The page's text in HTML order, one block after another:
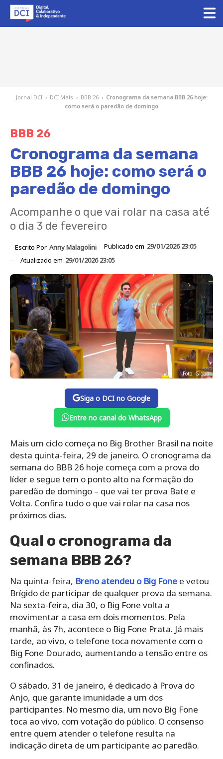
Jornal DCI › DCI Mais › BBB 26 › Cronograma da semana BBB 26 hoje:
como será o paredão de domingo
BBB 26
Cronograma da semana
BBB 26 hoje: como será o
paredão de domingo
Acompanhe o que vai rolar na casa até
o dia 3 de fevereiro
Escrito Por Anny Malagolini Publicado em 29/01/2026 23:05
Atualizado em 29/01/2026 23:05
Foto: Globo
Siga o DCI no Google
Entre no canal do WhatsApp
Mais um ciclo começa no Big Brother Brasil na noite
desta quinta-feira, 29 de janeiro. O cronograma da
semana do BBB 26 hoje começa com a prova do
líder e segue tem o ponto alto na formação do
paredão de domingo – que vai ter prova Bate e
Volta. Confira tudo o que vai rolar na casa nos
próximos dias.
Qual o cronograma da
semana BBB 26?
Na quinta-feira, Breno atendeu o Big Fone e vetou
Brígido de participar de qualquer prova da semana.
Na sexta-feira, dia 30, o Big Fone volta a
movimentar a casa em dois momentos. Pela
manhã, às 7h, acontece o Big Fone Prata. Já mais
tarde, ao vivo, o telefone toca novamente com o
Big Fone Dourado, aumentando a tensão entre os
confinados.
O sábado, 31 de janeiro, é dedicado à Prova do
Anjo, que garante imunidade a um dos
participantes. No mesmo dia, um novo Big Fone
toca ao vivo, com votação do público. O consenso
entre quem atender o telefone resulta na
indicação direta de um participante ao paredão.